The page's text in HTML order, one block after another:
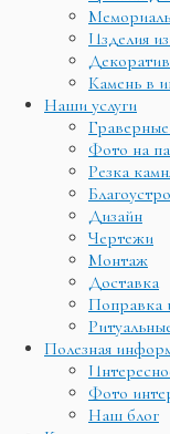
Изделия
Камень в
Наши услуги
Фото на
Резка
Дизайн
Чертежи
Монтаж
Доставка
Поправка
Полезная
Фото
Наш блог